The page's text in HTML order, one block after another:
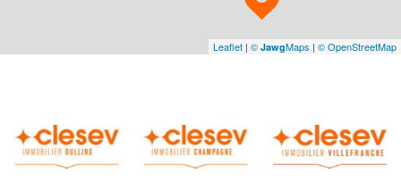
Leaflet | © JawgMaps | © OpenStreetMap